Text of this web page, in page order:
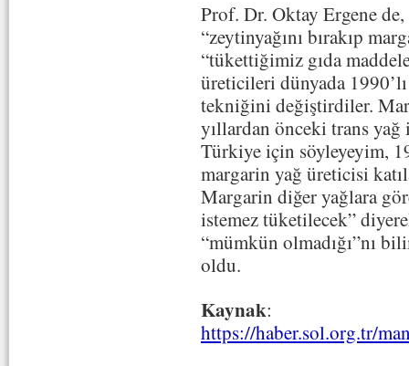
Prof. Dr. Oktay Ergene
“zeytinyağını bırakıp
“tükettiğimiz gıda
üreticileri dünyada
tekniğini değiştirdiler.
yıllardan önceki trans
Türkiye için söyleyeyim,
margarin yağ üreticisi
Margarin diğer yağlara
istemez tüketilecek”
“mümkün olmadığı”nı
oldu.
Kaynak:
https://haber.sol.org.tr/